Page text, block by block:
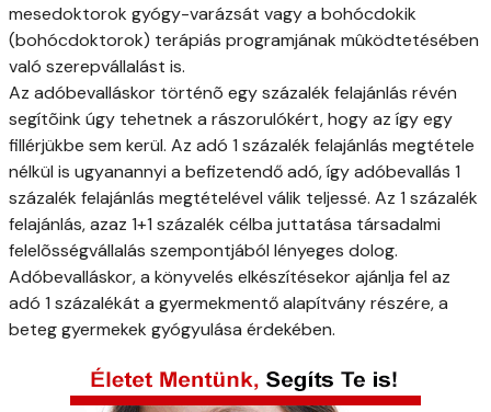
mesedoktorok gyógy-varázsát vagy a bohócdokik
(bohócdoktorok) terápiás programjának mûködtetésében
való szerepvállalást is.
Az adóbevalláskor történõ egy százalék felajánlás révén
segítõink úgy tehetnek a rászorulókért, hogy az így egy
fillérjükbe sem kerül. Az adó 1 százalék felajánlás megtétele
nélkül is ugyanannyi a befizetendő adó, így adóbevallás 1
százalék felajánlás megtételével válik teljessé. Az 1 százalék
felajánlás, azaz 1+1 százalék célba juttatása társadalmi
felelõsségvállalás szempontjából lényeges dolog.
Adóbevalláskor, a könyvelés elkészítésekor ajánlja fel az
adó 1 százalékát a gyermekmentő alapítvány részére, a
beteg gyermekek gyógyulása érdekében.